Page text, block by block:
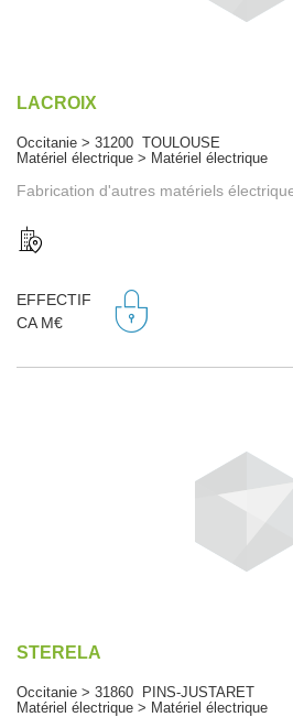
LACROIX
Occitanie > 31200 TOULOUSE
Matériel électrique > Matériel électrique
Fabrication d'autres matériels
EFFECTIF
CA M€
STERELA
Occitanie > 31860 PINS-JUSTARET
Matériel électrique > Matériel électrique